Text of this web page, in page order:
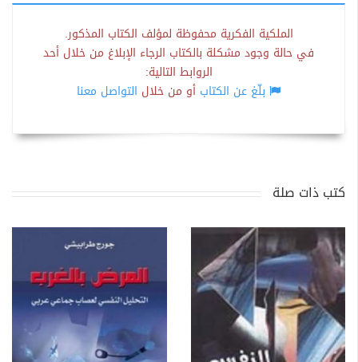
الملكية الفكرية محفوظة لمؤلف الكتاب المذكور.
في حالة وجود مشكلة بالكتاب الرجاء الإبلاغ من خلال أحد
الروابط التالية:
بلّغ عن الكتاب أو من خلال التواصل معنا
كتب ذات صلة